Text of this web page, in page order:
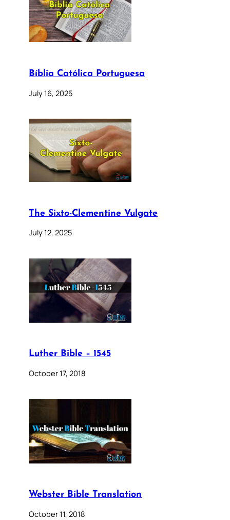
Bíblia Católica Portuguesa
July 16, 2025
The Sixto-Clementine Vulgate
July 12, 2025
Luther Bible – 1545
October 17, 2018
Webster Bible Translation
October 11, 2018